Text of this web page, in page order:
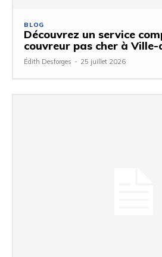
BLOG
Découvrez un service
couvreur pas cher à
Édith Desforges - 25 juillet 2026